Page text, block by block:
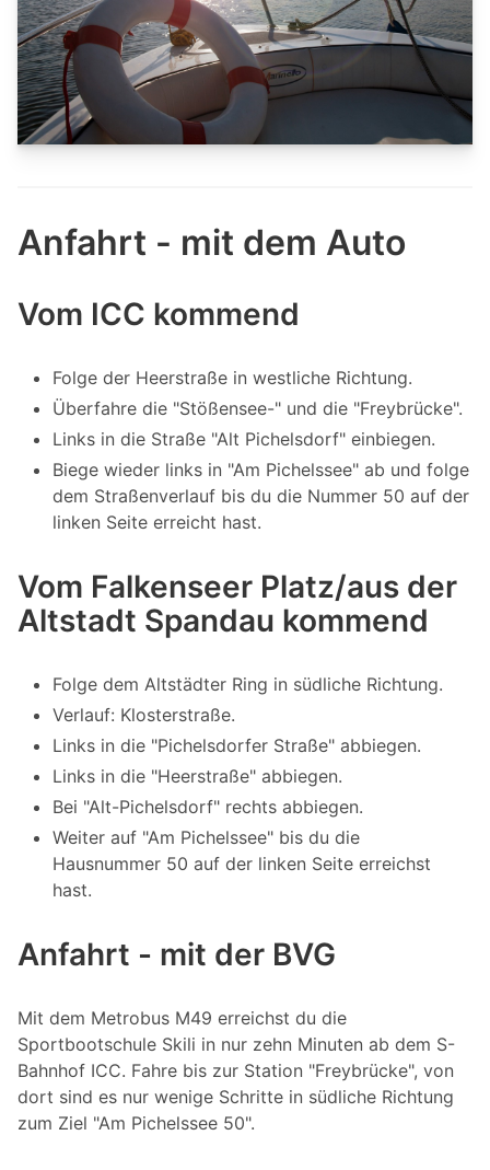
Anfahrt - mit dem Auto
Vom ICC kommend
Folge der Heerstraße in westliche Richtung.
Überfahre die "Stößensee-" und die "Freybrücke".
Links in die Straße "Alt Pichelsdorf" einbiegen.
Biege wieder links in "Am Pichelssee" ab und folge
dem Straßenverlauf bis du die Nummer 50 auf der
linken Seite erreicht hast.
Vom Falkenseer Platz/aus der
Altstadt Spandau kommend
Folge dem Altstädter Ring in südliche Richtung.
Verlauf: Klosterstraße.
Links in die "Pichelsdorfer Straße" abbiegen.
Links in die "Heerstraße" abbiegen.
Bei "Alt-Pichelsdorf" rechts abbiegen.
Weiter auf "Am Pichelssee" bis du die
Hausnummer 50 auf der linken Seite erreichst
hast.
Anfahrt - mit der BVG
Mit dem Metrobus M49 erreichst du die
Sportbootschule Skili in nur zehn Minuten ab dem S-
Bahnhof ICC. Fahre bis zur Station "Freybrücke", von
dort sind es nur wenige Schritte in südliche Richtung
zum Ziel "Am Pichelssee 50".